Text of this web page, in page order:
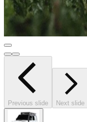
Previous slide Next slide